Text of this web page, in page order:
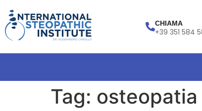
CHIAMA
+39 351 584
Tag: